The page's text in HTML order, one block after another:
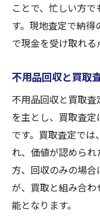
ことで、忙しい方
す。現地査定で納
で現金を受け取れる
不用品回収と買取
不用品回収と買取
を主とし、買取査
です。買取査定で
れ、価値が認めら
方、回収のみの場
が、買取と組み合
能となります。